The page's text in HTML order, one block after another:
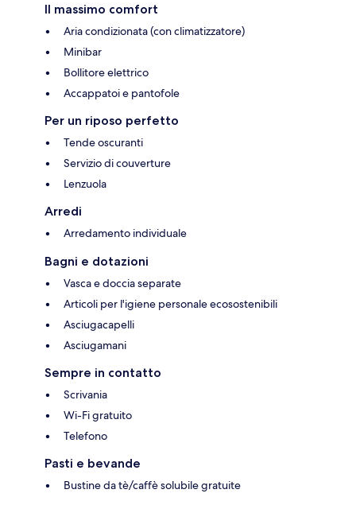
Il massimo comfort
Aria condizionata (con climatizzatore)
Minibar
Bollitore elettrico
Accappatoi e pantofole
Per un riposo perfetto
Tende oscuranti
Servizio di couverture
Lenzuola
Arredi
Arredamento individuale
Bagni e dotazioni
Vasca e doccia separate
Articoli per l'igiene personale ecosostenibili
Asciugacapelli
Asciugamani
Sempre in contatto
Scrivania
Wi-Fi gratuito
Telefono
Pasti e bevande
Bustine da tè/caffè solubile gratuite